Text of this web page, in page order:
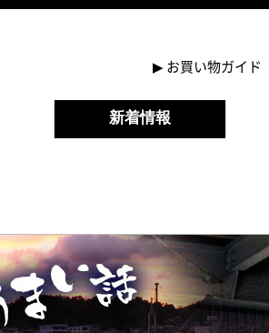
▶お買い物ガイド
新着情報